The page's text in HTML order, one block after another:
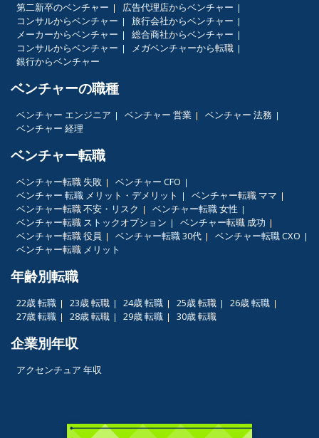
第二新卒のベンチャー
広告代理店からベンチャー
コンサルからベンチャー
旅行会社からベンチャー
メーカーからベンチャー
総合商社からベンチャー
コンサルからベンチャー
メガベンチャーから転職
銀行からベンチャー
ベンチャーの職種
ベンチャー エンジニア ベンチャー 営業
ベンチャー 法務
ベンチャー 経理
ベンチャー転職
ベンチャー転職 失敗
ベンチャー CFO
ベンチャー 転職 メリット・デメリット
ベンチャー転職 ママ
ベンチャー転職 不安・リスク
ベンチャー転職 女性
ベンチャー転職 ストックオプション
ベンチャー転職 成功
ベンチャー転職 役員
ベンチャー転職 30代
ベンチャー転職 CXO
ベンチャー転職 メリット
年齢別転職
22歳 転職 23歳 転職 24歳 転職 25歳 転職
26歳 転職
27歳 転職
28歳 転職 29歳 転職 30歳 転職
企業別年収
アクセンチュア 年収